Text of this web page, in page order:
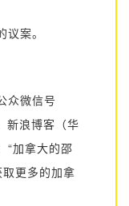
案。
众微信号
新浪博客（华
“加拿大的邵
更多的加拿